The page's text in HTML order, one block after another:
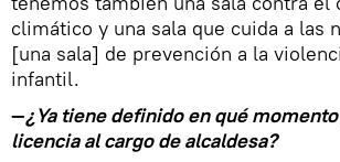
climático y una sala que cuida a las
[una sala] de prevención a la
infantil.
—¿Ya tiene definido en qué
licencia al cargo de alcaldesa?